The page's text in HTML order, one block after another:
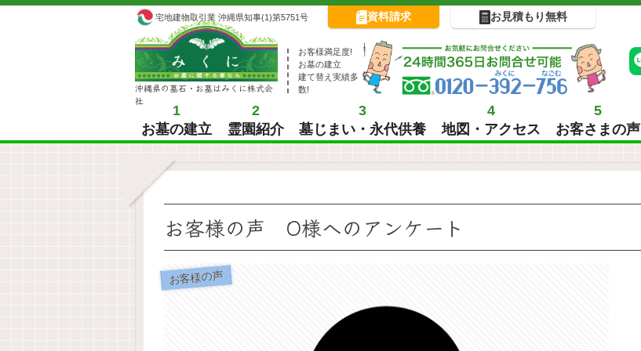
宅地建物取引業 沖縄県知事(1)第5751号 資料請求 お見積もり無料
沖縄県の墓石・お墓はみくに株式会
社
お客様満足度!
お墓の建立
建て替え実績多
数!
1
お墓の建立
2
霊園紹介
3
墓じまい・永代供養
4
地図・アクセス
5
お客さまの声
お客様の声 O様へのアンケート
お客様の声